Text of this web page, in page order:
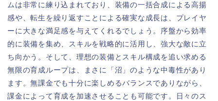
ムは非常に練り込まれており、装備の一括合成による高揚
感や、転生を繰り返すことによる確実な成長は、プレイヤ
ーに大きな満足感を与えてくれるでしょう。序盤から効率
的に装備を集め、スキルを戦略的に活用し、強大な敵に立
ち向かう。そして、理想の装備とスキル構成を追い求める
無限の育成ループは、まさに「沼」のような中毒性があり
ます。無課金でも十分に楽しめるバランスでありながら、
課金によって育成を加速させることも可能です。日々のス